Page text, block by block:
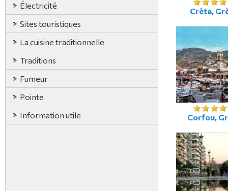
Électricité
Sites touristiques
La cuisine traditionnelle
Traditions
Fumeur
Pointe
Information utile
Crète,
Corfou,